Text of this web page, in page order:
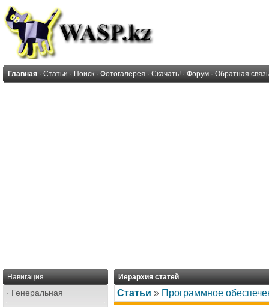
Главная · Статьи · Поиск · Фотогалерея · Скачать! · Форум · Обратная связь
Навигация
· Генеральная
Иерархия статей
Статьи » Программное